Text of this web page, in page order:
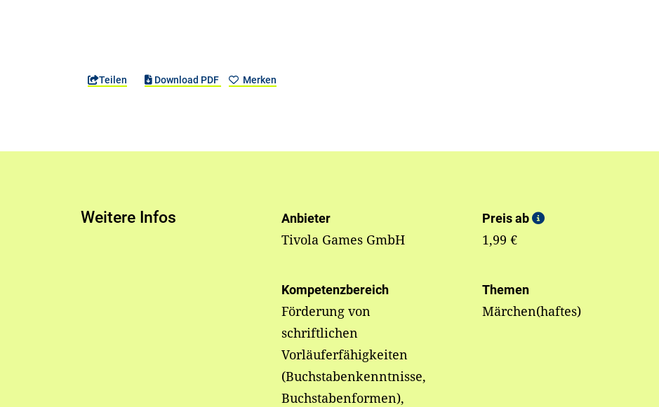
Teilen Download PDF Merken
Weitere Infos Anbieter
Tivola Games GmbH
Preis ab
1,99 €
Kompetenzbereich
Förderung von
schriftlichen
Vorläuferfähigkeiten
(Buchstabenkenntnisse,
Buchstabenformen),
Themen
Märchen(haftes)